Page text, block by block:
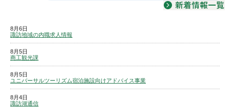
8月6日
諏訪地域の内職求人情報
8月5日
商工観光課
8月5日
ユニバーサルツーリズム宿泊施設向けアドバイス事業
8月4日
諏訪湖通信